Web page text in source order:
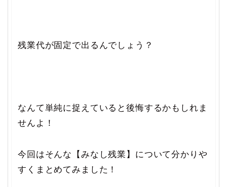
残業代が固定で出るんでしょう？
なんて単純に捉えていると後悔するかもしれま
せんよ！
今回はそんな【みなし残業】について分かりや
すくまとめてみました！